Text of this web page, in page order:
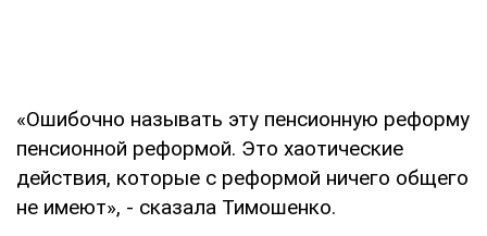
«Ошибочно называть эту пенсионную реформу
пенсионной реформой. Это хаотические
действия, которые с реформой ничего общего
не имеют», - сказала Тимошенко.